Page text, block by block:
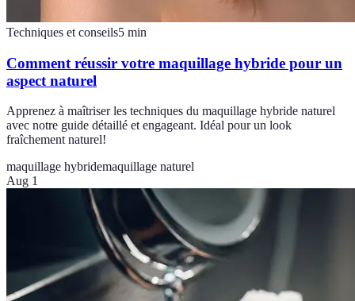
Techniques et conseils5 min
Comment réussir votre maquillage hybride pour un
aspect naturel
Apprenez à maîtriser les techniques du maquillage hybride naturel
avec notre guide détaillé et engageant. Idéal pour un look
fraîchement naturel!
maquillage hybridemaquillage naturel
Aug 1